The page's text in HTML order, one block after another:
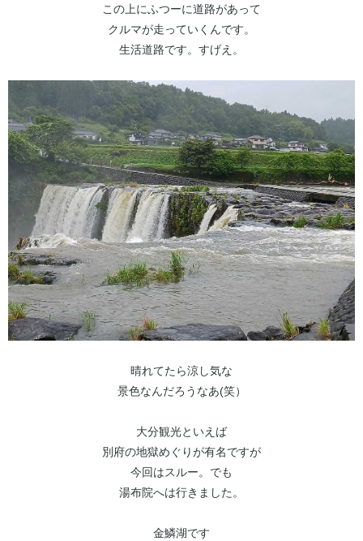
この上にふつーに道路があって
クルマが走っていくんです。
生活道路です。すげえ。
晴れてたら涼し気な
景色なんだろうなあ(笑）
大分観光といえば
別府の地獄めぐりが有名ですが
今回はスルー。でも
湯布院へは行きました。
金鱗湖です